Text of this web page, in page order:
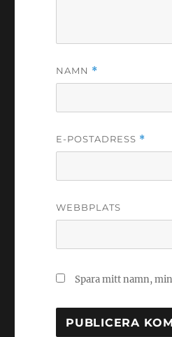
NAMN *
E-POSTADRESS *
WEBBPLATS
Spara mitt namn,